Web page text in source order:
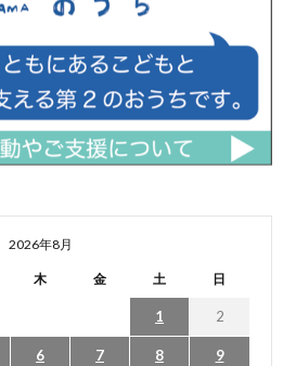
2026年8月
木 金 土 日
1 2
6 7 8 9